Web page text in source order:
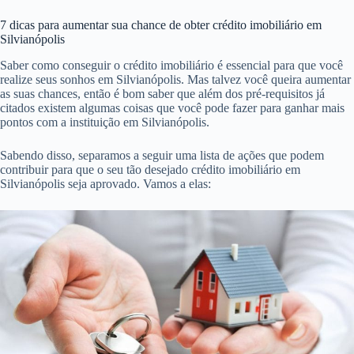
7 dicas para aumentar sua chance de obter crédito imobiliário em
Silvianópolis
Saber como conseguir o crédito imobiliário é essencial para que você
realize seus sonhos em Silvianópolis. Mas talvez você queira aumentar
as suas chances, então é bom saber que além dos pré-requisitos já
citados existem algumas coisas que você pode fazer para ganhar mais
pontos com a instituição em Silvianópolis.
Sabendo disso, separamos a seguir uma lista de ações que podem
contribuir para que o seu tão desejado crédito imobiliário em
Silvianópolis seja aprovado. Vamos a elas: